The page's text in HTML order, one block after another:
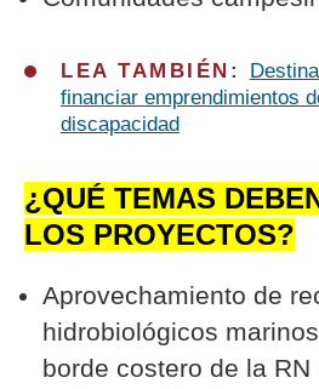
LEA TAMBIÉN:
financiar emprendimientos
discapacidad
¿QUÉ TEMAS
LOS PROYECTOS?
Aprovechamiento de
hidrobiológicos
borde costero de la